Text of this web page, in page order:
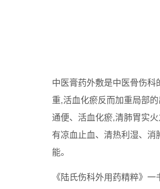
中医膏药外敷是中医骨伤
重,活血化瘀反而加重局部
通便、活血化瘀,清肺胃实
有凉血止血、清热利湿、
能。
《陆氏伤科外用药精粹》